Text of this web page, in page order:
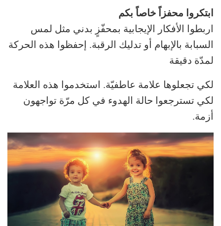
ابتكروا محفزاً خاصاً بكم
اربطوا الأفكار الإيجابية بمحفّزٍ بدني مثل لمس
السبابة بالإبهام أو تدليك الرقبة. إحفظوا هذه الحركة
لمدّة دقيقة
لكي تجعلوها علامة عاطفيّة. استخدموا هذه العلامة
لكي تسترجعوا حالة الهدوء في كل مرّة تواجهون
أزمة.